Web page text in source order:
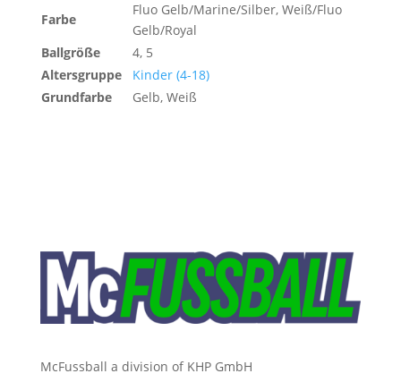
Farbe
Fluo Gelb/Marine/Silber, Weiß/Fluo
Gelb/Royal
Ballgröße
4, 5
Altersgruppe
Kinder (4-18)
Grundfarbe
Gelb, Weiß
McFussball a division of KHP GmbH